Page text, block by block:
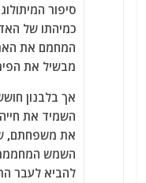
סיפור
כמיהתו של
המחמם את
מבשיל את
אך בלבנון
השמיד את
את משפחתם,
השמש המחממת
להביא לעבר